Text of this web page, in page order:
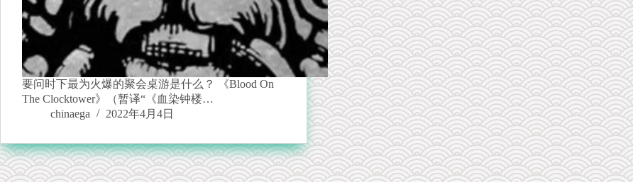
要问时下最为火爆的聚会桌游是什么？ 《Blood On
The Clocktower》（暂译“《血染钟楼…
chinaega
2022年4月4日